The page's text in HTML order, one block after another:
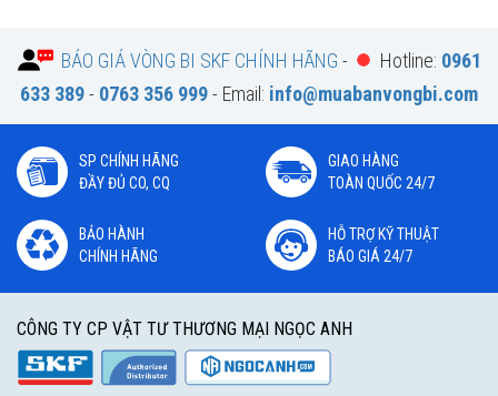
BÁO GIÁ VÒNG BI SKF CHÍNH HÃNG - Hotline: 0961
633 389- 0763 356 999- Email: info@muabanvongbi.com
SP CHÍNH HÃNG
ĐẦY ĐỦ CO, CQ
GIAO HÀNG
TOÀN QUỐC 24/7
BẢO HÀNH
CHÍNH HÃNG
HỖ TRỢ KỸ THUẬT
BÁO GIÁ 24/7
CÔNG TY CP VẬT TƯ THƯƠNG MẠI NGỌC ANH